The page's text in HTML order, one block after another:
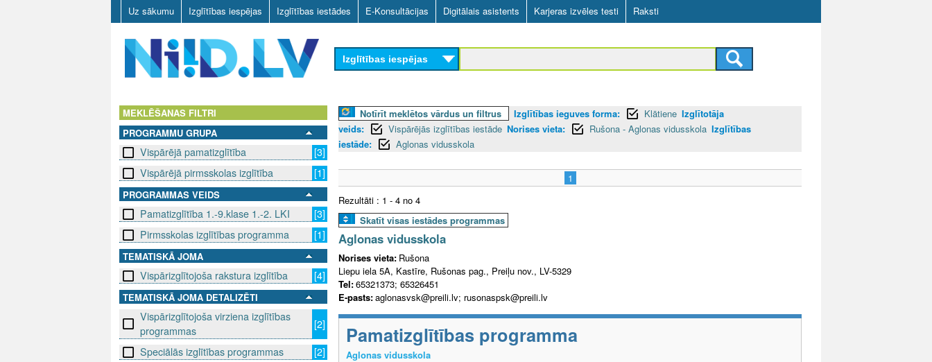
Skip
to
main
content
Uz sākumu Izglītības iespējas Izglītības iestādes E-Konsultācijas Digitālais asistents Karjeras izvēles testi Raksti
D
L
V
Izglītības iespējas
MEKLĒŠANAS FILTRI
PROGRAMMU GRUPA
Vispārējā pamatizglītība
[3]
Vispārējā pirmsskolas izglītība
[1]
PROGRAMMAS VEIDS
Pamatizglītība 1.-9.klase 1.-2. LKI
[3]
Pirmsskolas izglītības programma
[1]
TEMATISKĀ JOMA
Vispārizglītojoša rakstura izglītība [4]
TEMATISKĀ JOMA DETALIZĒTI
Vispārizglītojoša virziena izglītības
programmas
[2]
Speciālās izglītības programmas
[2]
Notīrīt meklētos vārdus un filtrus Izglītības ieguves forma: Klātiene Izglītotāja
veids:
Vispārējās izglītības iestāde Norises vieta: Rušona - Aglonas vidusskola Izglītības
iestāde:
Aglonas vidusskola
1
Rezultāti : 1 - 4 no 4
Skatīt visas iestādes programmas
Aglonas vidusskola
Norises vieta: Rušona
Liepu iela 5A, Kastīre, Rušonas pag., Preiļu nov., LV-5329
Tel:65321373; 65326451
E-pasts:aglonasvsk@preili.lv; rusonaspsk@preili.lv
Pamatizglītības programma
Aglonas vidusskola